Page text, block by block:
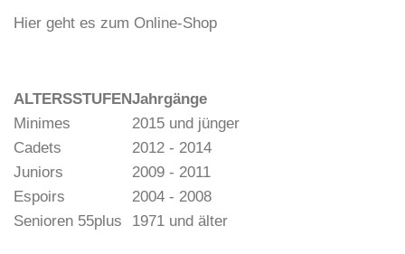
Hier geht es zum Online-Shop
ALTERSSTUFENJahrgänge
Minimes
2015 und jünger
Cadets
2012 - 2014
Juniors
2009 - 2011
Espoirs
2004 - 2008
Senioren 55plus
1971 und älter